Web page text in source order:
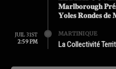
𝐌𝐚𝐫𝐥𝐛𝐨𝐫𝐨𝐮𝐠𝐡
𝐘𝐨𝐥𝐞𝐬 𝐑𝐨𝐧𝐝𝐞𝐬 𝐝𝐞
JUIL 31ST
2:59 PM
MARTINIQUE
La Collectivité